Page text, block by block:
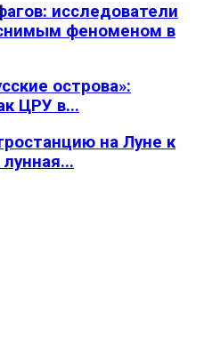
исследователи
феноменом в
острова»:
ЦРУ в...
на Луне к